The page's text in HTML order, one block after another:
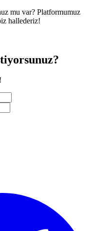
mu var? Platformumuz
hallederiz!